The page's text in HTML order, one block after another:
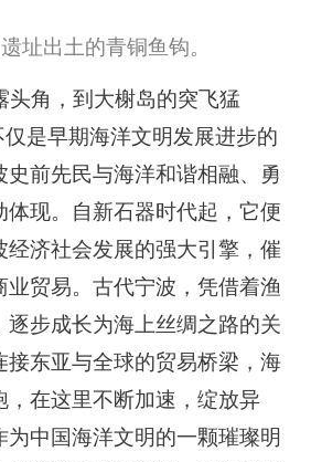
址出土的青铜鱼钩。
头角，到大榭岛的突飞猛
仅是早期海洋文明发展进步的
史前先民与海洋和谐相融、勇
体现。自新石器时代起，它便
经济社会发展的强大引擎，催
业贸易。古代宁波，凭借着渔
逐步成长为海上丝绸之路的关
接东亚与全球的贸易桥梁，海
，在这里不断加速，绽放异
为中国海洋文明的一颗璀璨明